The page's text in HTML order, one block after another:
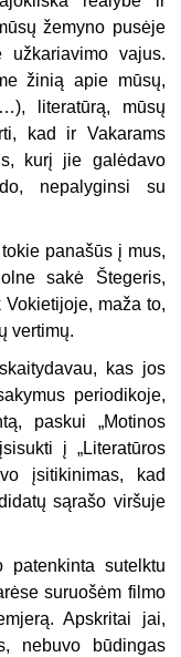
žemyno pusėje
užkariavimo vajus.
žinią apie mūsų,
literatūrą, mūsų
kad ir Vakarams
kurį jie galėdavo
nepalyginsi su
panašūs į mus,
sakė Štegeris,
maža to,
vertimų.
kas jos
periodikoje,
paskui „Motinos
į „Literatūros
įsitikinimas, kad
sąrašo viršuje
sutelktu
suruošėm filmo
Apskritai jai,
nebuvo būdingas